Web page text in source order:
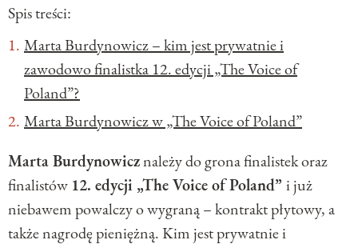
Spis treści:
Marta Burdynowicz – kim jest prywatnie i
zawodowo finalistka 12. edycji „The Voice of
Poland”?
Marta Burdynowicz w „The Voice of Poland”
Marta Burdynowicznależy do grona finalistek oraz
finalistów 12. edycji „The Voice of Poland” i już
niebawem powalczy o wygraną – kontrakt płytowy, a
także nagrodę pieniężną. Kim jest prywatnie i